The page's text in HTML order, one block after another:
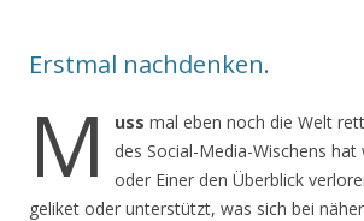
Erstmal nachdenken.
M uss mal eben noch die Welt
des Social-Media-Wischens hat
oder Einer den Überblick
geliket oder unterstützt, was sich bei